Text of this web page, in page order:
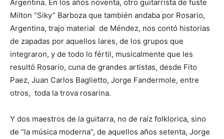
Argentina. En los años noventa, otro guitarrista de fuste
Milton “Siky” Barboza que también andaba por Rosario,
Argentina, trajo material de Méndez, nos contó historias
de zapadas por aquellos lares, de los grupos que
integraron, y de todo lo fértil, musicalmente que les
resultó Rosario, cuna de grandes artistas, desde Fito
Paez, Juan Carlos Baglietto, Jorge Fandermole, entre
otros, toda la trova rosarina.
Y dos maestros de la guitarra, no de raíz folklorica, sino
de “la música moderna”, de aquellos años setenta, Jorge